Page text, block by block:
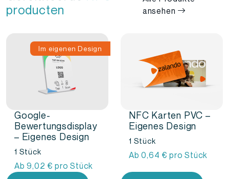
producten
ansehen
Im eigenen Design
Google-
Bewertungsdisplay
– Eigenes Design
1 Stück
Ab9,02 € pro Stück
NFC Karten PVC –
Eigenes Design
1 Stück
Ab0,64 € pro Stück